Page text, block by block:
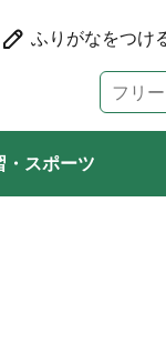
・スポーツ